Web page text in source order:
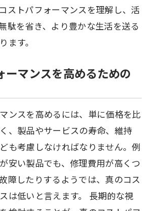
ストパフォーマンスを理解し、活
駄を省き、より豊かな生活を送る
ます。
ーマンスを高めるための
ンスを高めるには、単に価格を比
、製品やサービスの寿命、維持
も考慮しなければなりません。例
安い製品でも、修理費用が高くつ
障したりするようでは、真のコス
は低いと言えます。 長期的な視